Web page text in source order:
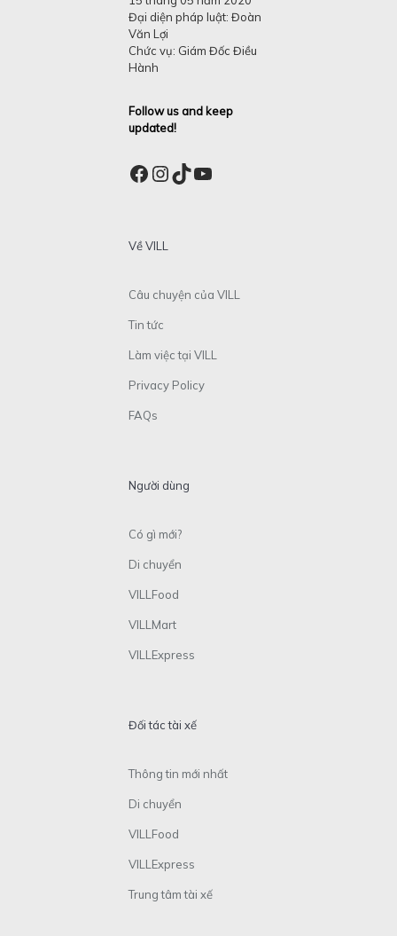
Đại diện pháp luật: Đoàn
Văn Lợi
Chức vụ: Giám Đốc Điều
Hành
Follow us and keep
updated!
Facebook
Instagram
TikTok
YouTube
Về VILL
Câu chuyện của VILL
Tin tức
Làm việc tại VILL
Privacy Policy
FAQs
Người dùng
Có gì mới?
Di chuyển
VILLFood
VILLMart
VILLExpress
Đối tác tài xế
Thông tin mới nhất
Di chuyển
VILLFood
VILLExpress
Trung tâm tài xế